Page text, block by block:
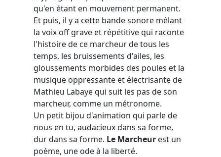
qu'en étant en mouvement permanent.
Et puis, il y a cette bande sonore mêlant
la voix off grave et répétitive qui raconte
l'histoire de ce marcheur de tous les
temps, les bruissements d'ailes, les
gloussements morbides des poules et la
musique oppressante et électrisante de
Mathieu Labaye qui suit les pas de son
marcheur, comme un métronome.
Un petit bijou d'animation qui parle de
nous en tu, audacieux dans sa forme,
dur dans sa forme. Le Marcheur est un
poème, une ode à la liberté.